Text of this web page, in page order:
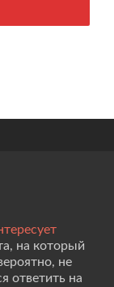
на который
не
ответить на